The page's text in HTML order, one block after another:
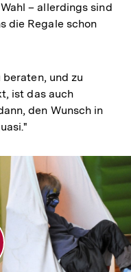
– allerdings sind
die Regale schon
und zu
ist das auch
den Wunsch in